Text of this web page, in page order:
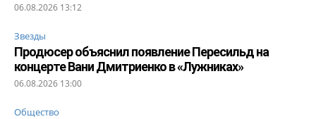
06.08.2026 13:12
Звезды
Продюсер объяснил появление Пересильд на
концерте Вани Дмитриенко в «Лужниках»
06.08.2026 13:00
Общество